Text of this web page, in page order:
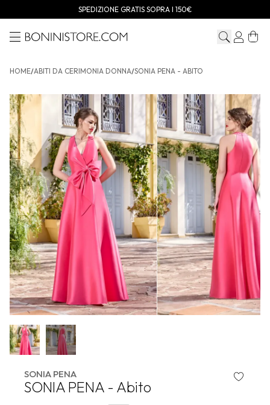
SPEDIZIONE GRATIS SOPRA I 150€
MenuBonini store
HOME/ABITI DA CERIMONIA DONNA/SONIA PENA - ABITO
SONIA PENA - Abito
SONIA PENA
SONIA PENA - Abito